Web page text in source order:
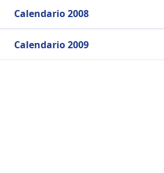
Calendario 2008
Calendario 2009